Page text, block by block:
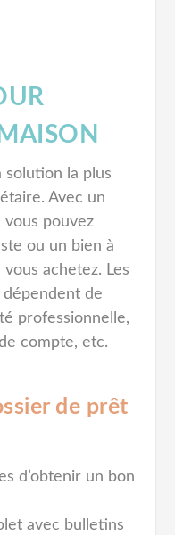
solution la plus
Avec un
vous pouvez
ou un bien à
achetez. Les
de
professionnelle,
compte, etc.
de prêt
d’obtenir un bon
avec bulletins